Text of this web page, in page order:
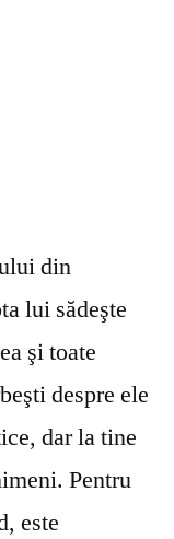
din
lui sădeşte
şi toate
despre ele
dar la tine
Pentru
este